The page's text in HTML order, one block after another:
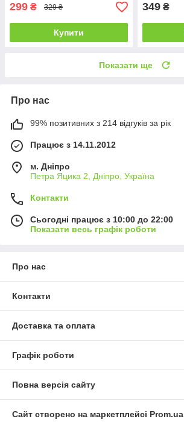
299 ₴ 329 ₴
Купити
349 ₴
Показати ще
Про нас
99% позитивних з 214 відгуків за рік
Працює з 14.11.2012
м. Дніпро
Петра Яцика 2, Дніпро, Україна
Контакти
Сьогодні працює з 10:00 до 22:00
Показати весь графік роботи
Про нас
Контакти
Доставка та оплата
Графік роботи
Повна версія сайту
Сайт створено на маркетплейсі Prom.ua